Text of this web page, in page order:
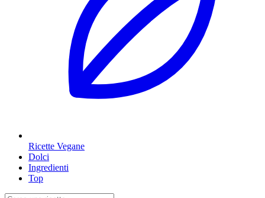
Ricette Vegane
Dolci
Ingredienti
Top